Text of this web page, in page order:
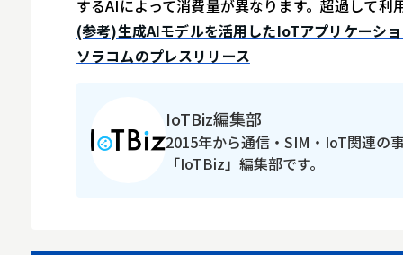
するAIによって消費量が異なります。超過して
(参考)生成AIモデルを活用したIoTアプリケーシ
ソラコムのプレスリリース
IoTBiz編集部
2015年から通信・SIM・IoT関連の
「IoTBiz」編集部です。